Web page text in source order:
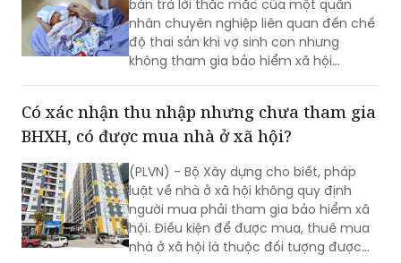
lần?
(PLVN) - Bộ Quốc phòng vừa có văn
bản trả lời thắc mắc của một quân
độ thai sản khi vợ sinh con nhưng
không tham gia bảo hiểm xã hội
(BHXH).
Có xác nhận thu nhập nhưng chưa tham gia
BHXH, có được mua nhà ở xã hội?
(PLVN) - Bộ Xây dựng cho biết, pháp
luật về nhà ở xã hội không quy định